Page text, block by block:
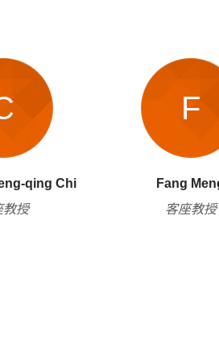
qing Chi
教授
F
Fang
客座教授